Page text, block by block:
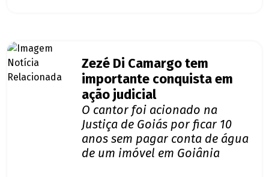
Zezé Di Camargo tem
importante conquista em
ação judicial
O cantor foi acionado na
Justiça de Goiás por ficar 10
anos sem pagar conta de água
de um imóvel em Goiânia